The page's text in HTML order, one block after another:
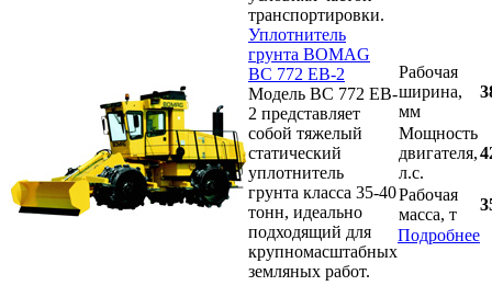
транспортировки.
Уплотнитель
грунта BOMAG
BC 772 ЕB-2
Модель BC 772 ЕB-
2 представляет
собой тяжелый
статический
уплотнитель
грунта класса 35-40
тонн, идеально
подходящий для
крупномасштабных
земляных работ.
Рабочая
ширина,
мм
Мощность
двигателя,
л.с.
Рабочая
масса, т
Подробнее